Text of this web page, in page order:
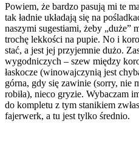
Powiem, że bardzo pasują mi te
tak ładnie układają się na
naszymi sugestiami, żeby „duże”
trochę lekkości na pupie. No i
stać, a jest jej przyjemnie dużo.
wygodniczych – szew między
łaskocze (winowajczynią jest
górna, gdy się zawinie (sorry, nie
robiła), nieco gryzie. Wybaczam
do kompletu z tym stanikiem
fajerwerk, a tu jest tylko średnio.